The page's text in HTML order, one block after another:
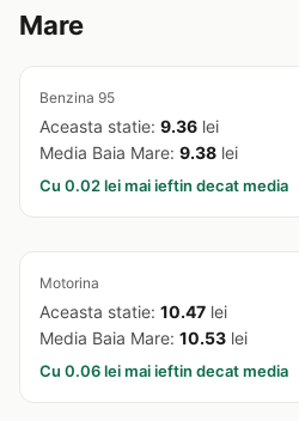
Mare
Benzina 95
Aceasta statie: 9.36 lei
Media Baia Mare: 9.38 lei
Cu 0.02 lei mai ieftin decat media
Motorina
Aceasta statie: 10.47 lei
Media Baia Mare: 10.53 lei
Cu 0.06 lei mai ieftin decat media